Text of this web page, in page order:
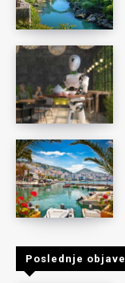
Poslednje objave